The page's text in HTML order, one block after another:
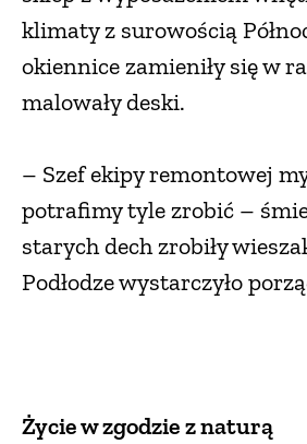
klimaty z surowością
okiennice zamieniły się w
malowały deski.
– Szef ekipy remontowej
potrafimy tyle zrobić –
starych dech zrobiły
Podłodze wystarczyło
Życie w zgodzie z naturą